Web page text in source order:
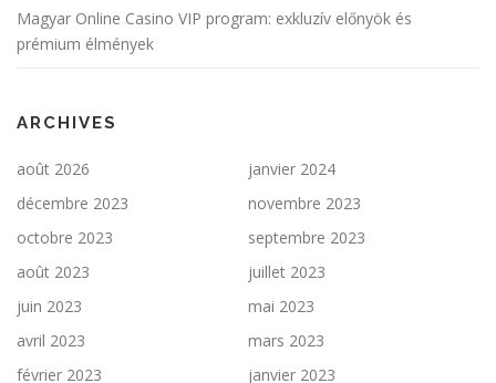
Magyar Online Casino VIP program: exkluzív előnyök és
prémium élmények
ARCHIVES
août 2026
janvier 2024
décembre 2023
novembre 2023
octobre 2023
septembre 2023
août 2023
juillet 2023
juin 2023
mai 2023
avril 2023
mars 2023
février 2023
janvier 2023